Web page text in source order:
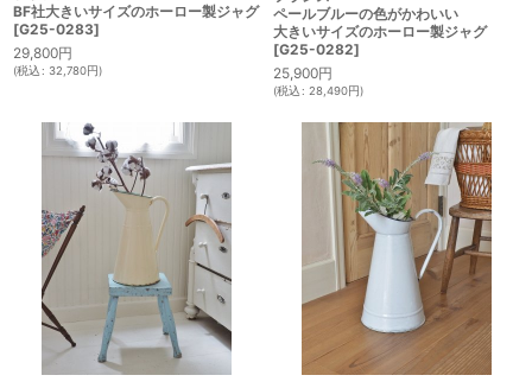
BF社大きいサイズのホーロー製ジャグ
[G25-0283]
29,800円
(税込: 32,780円)
ペールブルーの色がかわいい
大きいサイズのホーロー製ジャグ
[G25-0282]
25,900円
(税込: 28,490円)